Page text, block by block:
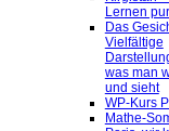
Lernen pur
Das
Vielfältige
was man
und sieht
WP-Kurs
Mathe-